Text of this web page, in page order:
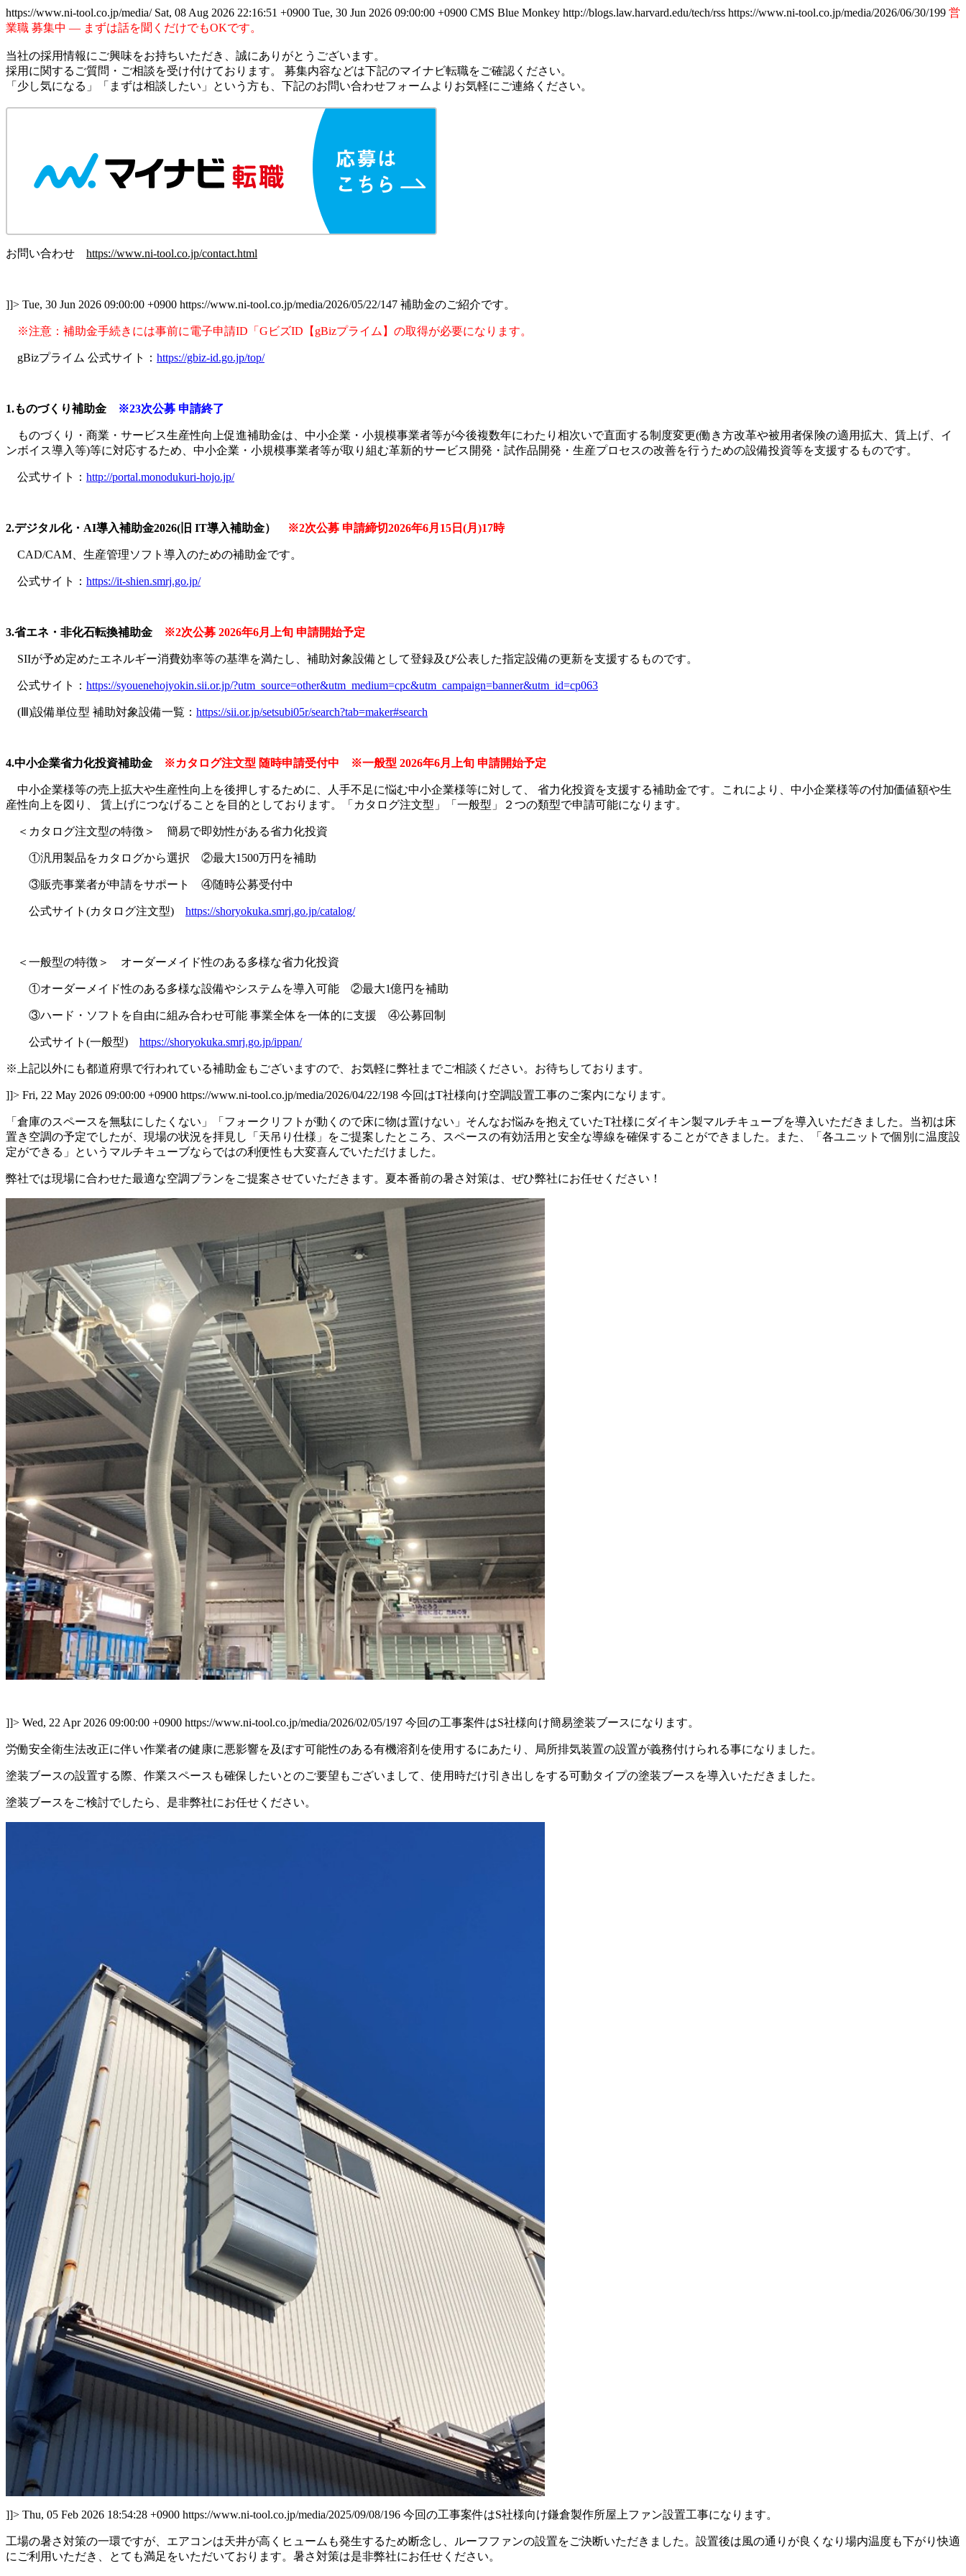
https://www.ni-tool.co.jp/media/ Sat, 08 Aug 2026 22:16:51 +0900 Tue, 30 Jun 2026 09:00:00 +0900 CMS Blue Monkey http://blogs.law.harvard.edu/tech/rss https://www.ni-tool.co.jp/media/2026/06/30/199 営
業職 募集中 — まずは話を聞くだけでもOKです。
当社の採用情報にご興味をお持ちいただき、誠にありがとうございます。
採用に関するご質問・ご相談を受け付けております。 募集内容などは下記のマイナビ転職をご確認ください。
「少し気になる」「まずは相談したい」という方も、下記のお問い合わせフォームよりお気軽にご連絡ください。
お問い合わせ https://www.ni-tool.co.jp/contact.html
]]> Tue, 30 Jun 2026 09:00:00 +0900 https://www.ni-tool.co.jp/media/2026/05/22/147 補助金のご紹介です。
※注意：補助金手続きには事前に電子申請ID「GビズID【gBizプライム】の取得が必要になります。
gBizプライム 公式サイト： https://gbiz-id.go.jp/top/
1.ものづくり補助金 ※23次公募 申請終了
ものづくり・商業・サービス生産性向上促進補助金は、中小企業・小規模事業者等が今後複数年にわたり相次いで直面する制度変更(働き方改革や被用者保険の適用拡大、賃上げ、イ
ンボイス導入等)等に対応するため、中小企業・小規模事業者等が取り組む革新的サービス開発・試作品開発・生産プロセスの改善を行うための設備投資等を支援するものです。
公式サイト： http://portal.monodukuri-hojo.jp/
2.デジタル化・AI導入補助金2026(旧 IT導入補助金） ※2次公募 申請締切2026年6月15日(月)17時
CAD/CAM、生産管理ソフト導入のための補助金です。
公式サイト： https://it-shien.smrj.go.jp/
3.省エネ・非化石転換補助金 ※2次公募 2026年6月上旬 申請開始予定
SIIが予め定めたエネルギー消費効率等の基準を満たし、補助対象設備として登録及び公表した指定設備の更新を支援するものです。
公式サイト： https://syouenehojyokin.sii.or.jp/?utm_source=other&utm_medium=cpc&utm_campaign=banner&utm_id=cp063
(Ⅲ)設備単位型 補助対象設備一覧： https://sii.or.jp/setsubi05r/search?tab=maker#search
4.中小企業省力化投資補助金 ※カタログ注文型 随時申請受付中 ※一般型 2026年6月上旬 申請開始予定
中小企業様等の売上拡大や生産性向上を後押しするために、人手不足に悩む中小企業様等に対して、 省力化投資を支援する補助金です。これにより、中小企業様等の付加価値額や生
産性向上を図り、 賃上げにつなげることを目的としております。「カタログ注文型」「一般型」２つの類型で申請可能になります。
＜カタログ注文型の特徴＞ 簡易で即効性がある省力化投資
①汎用製品をカタログから選択 ②最大1500万円を補助
③販売事業者が申請をサポート ④随時公募受付中
公式サイト(カタログ注文型) https://shoryokuka.smrj.go.jp/catalog/
＜一般型の特徴＞ オーダーメイド性のある多様な省力化投資
①オーダーメイド性のある多様な設備やシステムを導入可能 ②最大1億円を補助
③ハード・ソフトを自由に組み合わせ可能 事業全体を一体的に支援 ④公募回制
公式サイト(一般型) https://shoryokuka.smrj.go.jp/ippan/
※上記以外にも都道府県で行われている補助金もございますので、お気軽に弊社までご相談ください。お待ちしております。
]]> Fri, 22 May 2026 09:00:00 +0900 https://www.ni-tool.co.jp/media/2026/04/22/198 今回はT社様向け空調設置工事のご案内になります。
「倉庫のスペースを無駄にしたくない」「フォークリフトが動くので床に物は置けない」そんなお悩みを抱えていたT社様にダイキン製マルチキューブを導入いただきました。当初は床
置き空調の予定でしたが、現場の状況を拝見し「天吊り仕様」をご提案したところ、スペースの有効活用と安全な導線を確保することができました。また、「各ユニットで個別に温度設
定ができる」というマルチキューブならではの利便性も大変喜んでいただけました。
弊社では現場に合わせた最適な空調プランをご提案させていただきます。夏本番前の暑さ対策は、ぜひ弊社にお任せください！
]]> Wed, 22 Apr 2026 09:00:00 +0900 https://www.ni-tool.co.jp/media/2026/02/05/197 今回の工事案件はS社様向け簡易塗装ブースになります。
労働安全衛生法改正に伴い作業者の健康に悪影響を及ぼす可能性のある有機溶剤を使用するにあたり、局所排気装置の設置が義務付けられる事になりました。
塗装ブースの設置する際、作業スペースも確保したいとのご要望もございまして、使用時だけ引き出しをする可動タイプの塗装ブースを導入いただきました。
塗装ブースをご検討でしたら、是非弊社にお任せください。
]]> Thu, 05 Feb 2026 18:54:28 +0900 https://www.ni-tool.co.jp/media/2025/09/08/196 今回の工事案件はS社様向け鎌倉製作所屋上ファン設置工事になります。
工場の暑さ対策の一環ですが、エアコンは天井が高くヒュームも発生するため断念し、ルーフファンの設置をご決断いただきました。設置後は風の通りが良くなり場内温度も下がり快適
にご利用いただき、とても満足をいただいております。暑さ対策は是非弊社にお任せください。